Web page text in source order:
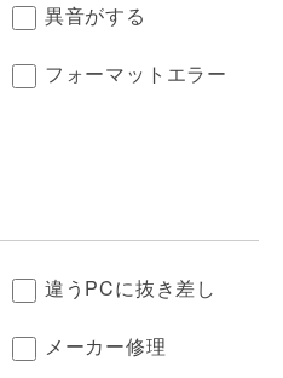
異音がする
フォーマットエラー
違うPCに抜き差し
メーカー修理